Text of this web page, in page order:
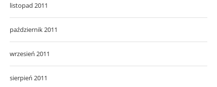
listopad 2011
październik 2011
wrzesień 2011
sierpień 2011